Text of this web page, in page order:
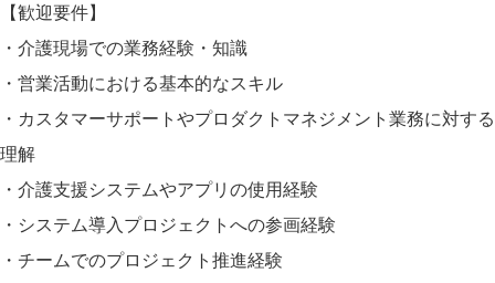
【歓迎要件】
・介護現場での業務経験・知識
・営業活動における基本的なスキル
・カスタマーサポートやプロダクトマネジメント業務に対する
理解
・介護支援システムやアプリの使用経験
・システム導入プロジェクトへの参画経験
・チームでのプロジェクト推進経験